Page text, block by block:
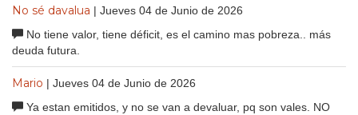
No sé davalua | Jueves 04 de Junio de 2026
No tiene valor, tiene déficit, es el camino mas pobreza.. más
deuda futura.
Mario | Jueves 04 de Junio de 2026
Ya estan emitidos, y no se van a devaluar, pq son vales. NO